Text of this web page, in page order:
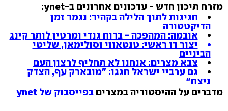
מזרח תיכון חדש - עדכונים אחרונים ב-ynet:
חגיגות לתוך הלילה בקהיר: נגמר זמן
הדיקטטורה
אובמה: המהפכה - ברוח גנדי ומרטין לותר קינג
יצור דו ראשי: טנטאווי וסולימאן, שליטי
הביניים
צבא מצרים: אנחנו לא תחליף לרצון העם
גם ערביי ישראל חגגו: "מובארק עף, הצדק
ניצח"
מדברים על ההיסטוריה במצרים בפייסבוק של ynet